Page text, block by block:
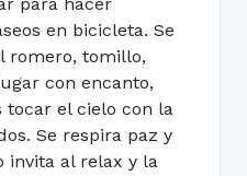
en bicicleta. Se
romero, tomillo,
con encanto,
tocar el cielo con la
Se respira paz y
invita al relax y la